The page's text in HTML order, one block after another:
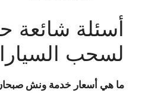
أسئلة
لسحب
ما هي أسعار خدمة ونش